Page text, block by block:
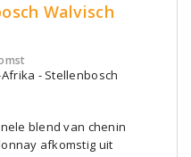
Walvisch
- Stellenbosch
blend van chenin
afkomstig uit